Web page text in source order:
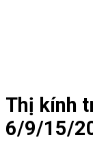
Thị kính
6/9/15/